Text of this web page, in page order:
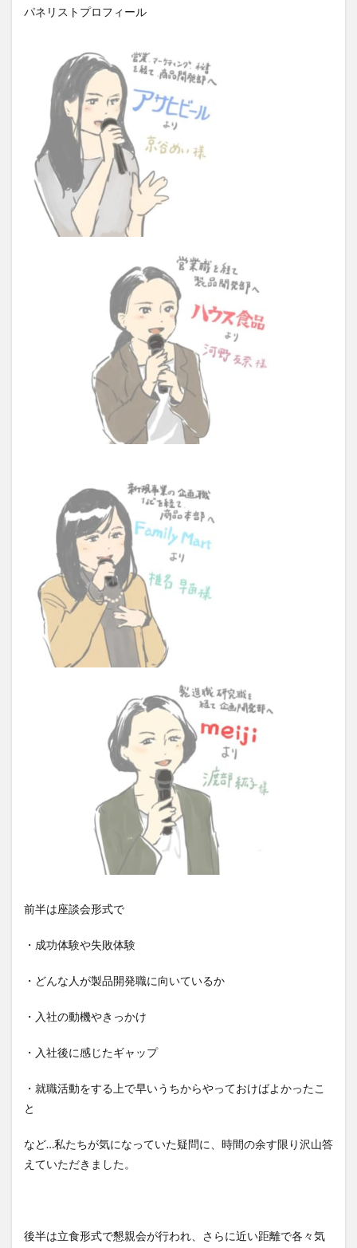
パネリストプロフィール
前半は座談会形式で
・成功体験や失敗体験
・どんな人が製品開発職に向いているか
・入社の動機やきっかけ
・入社後に感じたギャップ
・就職活動をする上で早いうちからやっておけばよかったこ
と
など…私たちが気になっていた疑問に、時間の余す限り沢山答
えていただきました。
後半は立食形式で懇親会が行われ、さらに近い距離で各々気